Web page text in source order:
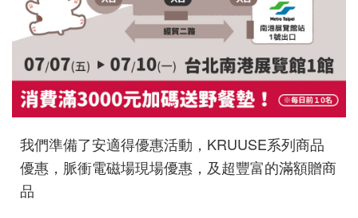
我們準備了安適得優惠活動，KRUUSE系列商品
優惠，脈衝電磁場現場優惠，及超豐富的滿額贈商
品